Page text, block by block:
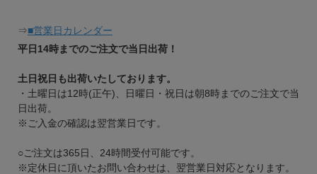
⇒■営業日カレンダー
平日14時までのご注文で当日出荷！
土日祝日も出荷いたしております。
・土曜日は12時(正午)、日曜日・祝日は朝8時までのご注文で当
日出荷。
※ご入金の確認は翌営業日です。
○ご注文は365日、24時間受付可能です。
※定休日に頂いたお問い合わせは、翌営業日対応となります。